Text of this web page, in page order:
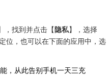
，找到并点击【 隐私】，选择
位，也可以在下面的应用中，选